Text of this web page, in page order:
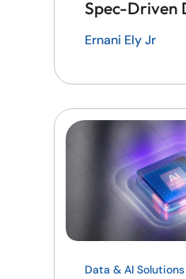
Spec-Driven
Ernani Ely Jr
Data & AI Solutions